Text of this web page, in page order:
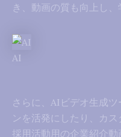
き、動画の質も向上し、
AI
さらに、AIビデオ生成
ンを活発にしたり、カ
採用活動用の企業紹介